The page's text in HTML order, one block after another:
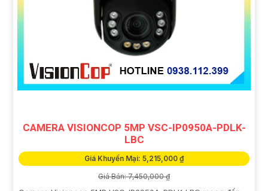
CAMERA VISIONCOP 5MP VSC-IP0950A-PDLK-
LBC
Giá Khuyến Mại: 5,215,000 ₫
Giá Bán: 7,450,000 ₫